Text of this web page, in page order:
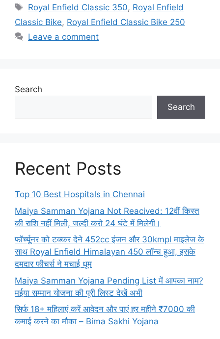
Tags
Royal Enfield Classic 350, Royal Enfield
Classic Bike, Royal Enfield Classic Bike 250
Leave a comment
Search
Search
Recent Posts
Top 10 Best Hospitals in Chennai
Maiya Samman Yojana Not Reacived: 12वीं किस्त
की राशि नहीं मिली, जल्दी करो 24 घंटे में मिलेगी।
फॉर्च्यूनर को टक्कर देने 452cc इंजन और 30kmpl माइलेज के
साथ Royal Enfield Himalayan 450 लॉन्च हुआ, इसके
दमदार फीचर्स ने मचाई धूम
Maiya Samman Yojana Pending List में आपका नाम?
मईया सम्मान योजना की पूरी लिस्ट देखें अभी
सिर्फ 18+ महिलाएं करें आवेदन और पाएं हर महीने ₹7000 की
कमाई करने का मौका – Bima Sakhi Yojana